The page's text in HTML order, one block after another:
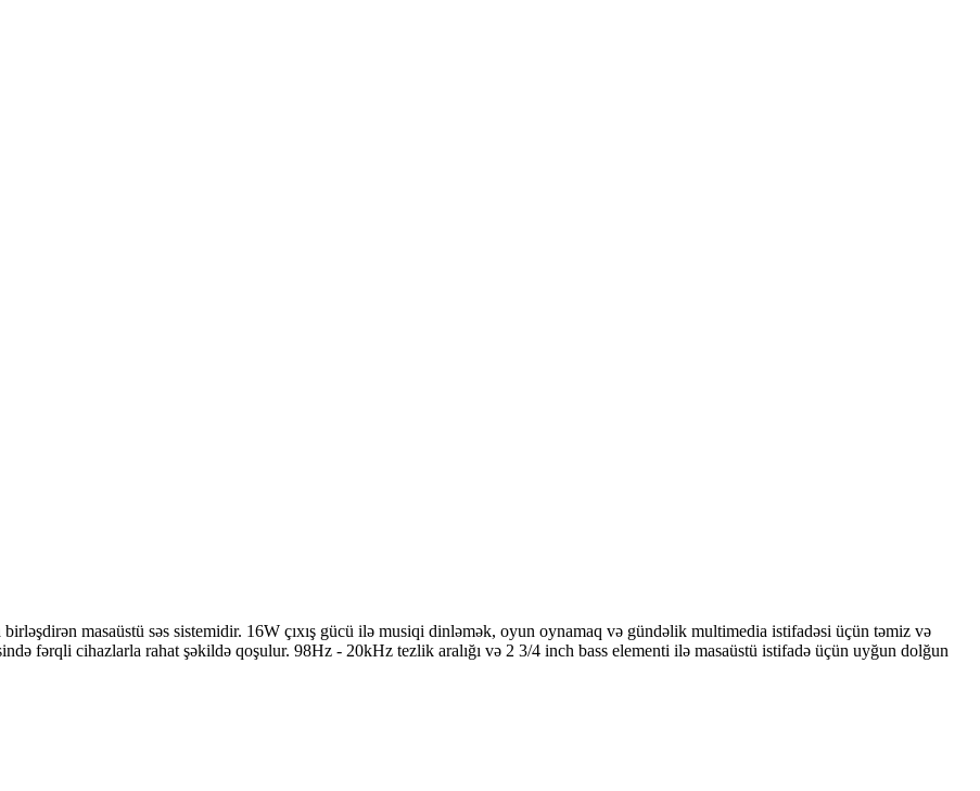
masaüstü səs sistemidir. 16W çıxış gücü ilə musiqi dinləmək, oyun oynamaq və gündəlik multimedia istifadəsi üçün təmiz və
fərqli cihazlarla rahat şəkildə qoşulur. 98Hz - 20kHz tezlik aralığı və 2 3/4 inch bass elementi ilə masaüstü istifadə üçün uyğun dolğun